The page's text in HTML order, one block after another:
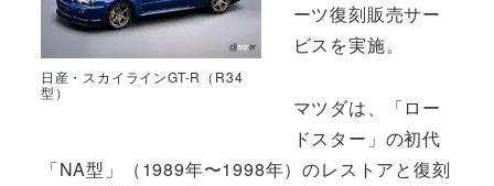
日産・スカイラインGT-R（R34
型）
ーツ復刻販売サー
ビスを実施。
マツダは、「ロー
ドスター」の初代
「NA型」（1989年〜1998年）のレストアと復刻